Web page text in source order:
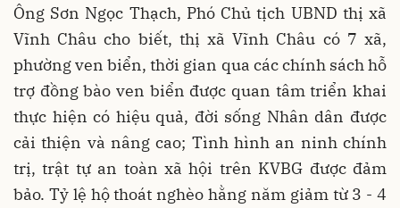
Ông Sơn Ngọc Thạch, Phó Chủ tịch UBND thị xã
Vĩnh Châu cho biết, thị xã Vĩnh Châu có 7 xã,
phường ven biển, thời gian qua các chính sách hỗ
trợ đồng bào ven biển được quan tâm triển khai
thực hiện có hiệu quả, đời sống Nhân dân được
cải thiện và nâng cao; Tình hình an ninh chính
trị, trật tự an toàn xã hội trên KVBG được đảm
bảo. Tỷ lệ hộ thoát nghèo hằng năm giảm từ 3 - 4